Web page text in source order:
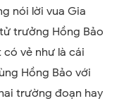
nói lời vua Gia
trưởng Hồng Bảo
vẻ như là cái
Hồng Bảo với
trường đoạn hay